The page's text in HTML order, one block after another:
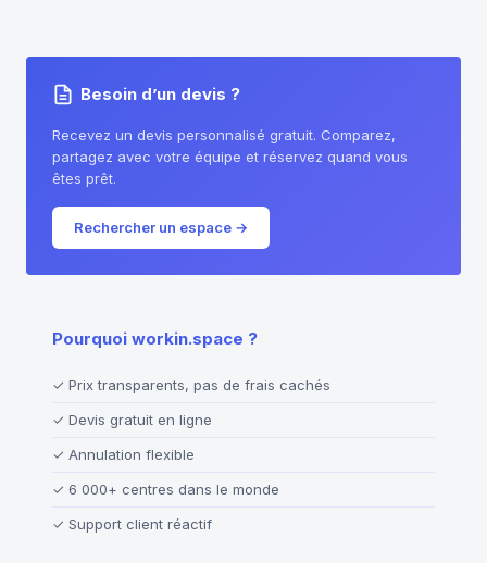
Besoin d’un devis ?
Recevez un devis personnalisé gratuit. Comparez,
partagez avec votre équipe et réservez quand vous
êtes prêt.
Rechercher un espace →
Pourquoi workin.space ?
✓ Prix transparents, pas de frais cachés
✓ Devis gratuit en ligne
✓ Annulation flexible
✓ 6 000+ centres dans le monde
✓ Support client réactif